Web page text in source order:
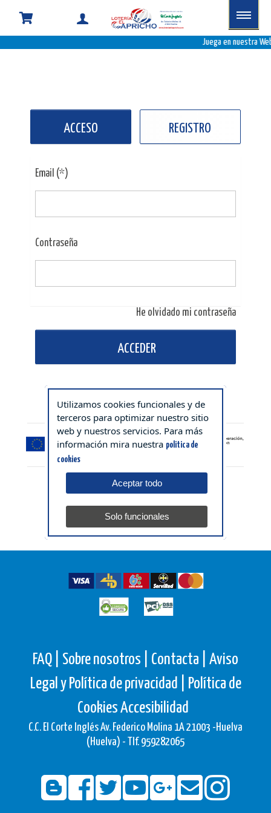
Juega en nuestra
ACCESO REGISTRO
Email (*)
Contraseña
He olvidado mi contraseña
ACCEDER
FAQ | Sobre nosotros | Contacta |
Aviso
Legal y Política de privacidad |
Política de
CookiesAccesibilidad
C.C. El Corte Inglés Av. Federico Molina 1A 21003 -Huelva
(Huelva) - Tlf. 959282065
Utilizamos cookies funcionales y de
terceros para optimizar nuestro sitio
web y nuestros servicios. Para más
información mira nuestra politica de
cookies
Aceptar todo
Solo funcionales